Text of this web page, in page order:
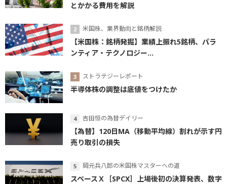
とかかる費用を解説
米国株、業界動向と銘柄解説
【米国株：銘柄発掘】業績上振れ5銘柄、パラ
ンティア・テクノロジー...
ストラテジーレポート
半導体株の調整は底値をつけたか
吉田恒の為替デイリー
【為替】120日MA（移動平均線）割れが示す円
売り取引の損失
岡元兵八郎の米国株マスターへの道
スペースＸ［SPCX］上場後初の決算発表、数字